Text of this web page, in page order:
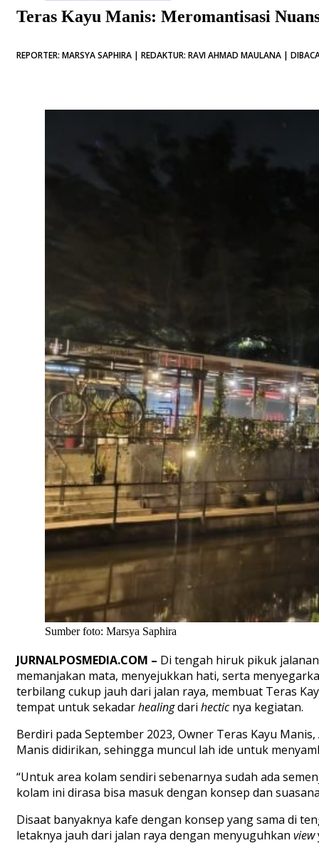
Teras Kayu Manis: Meromantisasi
REPORTER: MARSYA SAPHIRA | REDAKTUR: RAVI AHMAD MAULANA |
Sumber foto: Marsya Saphira
JURNALPOSMEDIA.COM – Di tengah hiruk pikuk
memanjakan mata, menyejukkan hati, serta
terbilang cukup jauh dari jalan raya, membuat Teras
tempat untuk sekadarhealingdari hecticnya kegiatan.
Berdiri pada September 2023, Owner Teras Kayu
Manis didirikan, sehingga muncul lah ide untuk
“Untuk area kolam sendiri sebenarnya sudah ada
kolam ini dirasa bisa masuk dengan konsep dan
Disaat banyaknya kafe dengan konsep yang sama di
letaknya jauh dari jalan raya dengan menyuguhkan view